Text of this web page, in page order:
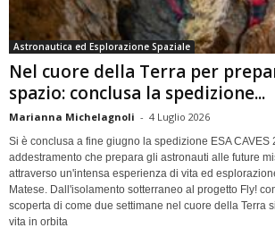
Astronautica ed Esplorazione Spaziale
Nel cuore della Terra per
spazio: conclusa la spedizione...
Marianna Michelagnoli - 4 Luglio 2026
Si è conclusa a fine giugno la spedizione ESA CAVES
addestramento che prepara gli astronauti alle future
attraverso un'intensa esperienza di vita ed
Matese. Dall'isolamento sotterraneo al progetto Fly!
scoperta di come due settimane nel cuore della Terra
vita in orbita